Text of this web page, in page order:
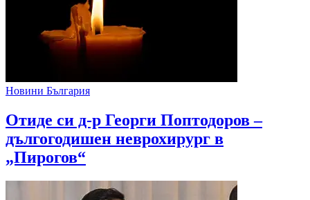
Новини България
Отиде си д-р Георги Поптодоров –
дългогодишен неврохирург в
„Пирогов“